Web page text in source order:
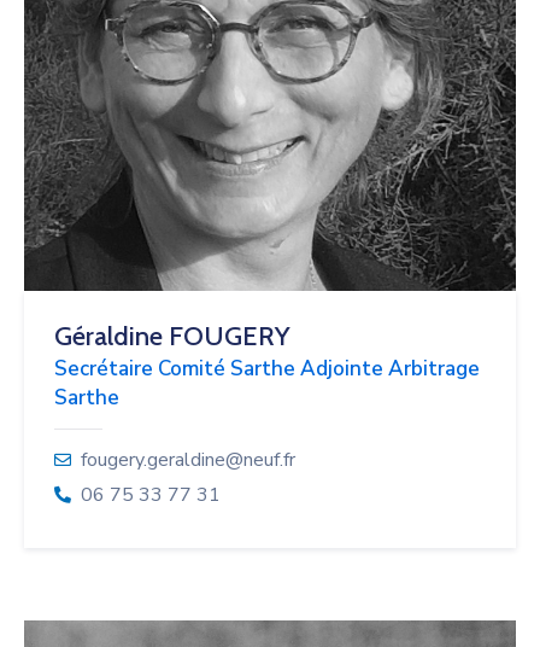
Géraldine FOUGERY
Secrétaire Comité Sarthe Adjointe Arbitrage
Sarthe
fougery.geraldine@neuf.fr
06 75 33 77 31